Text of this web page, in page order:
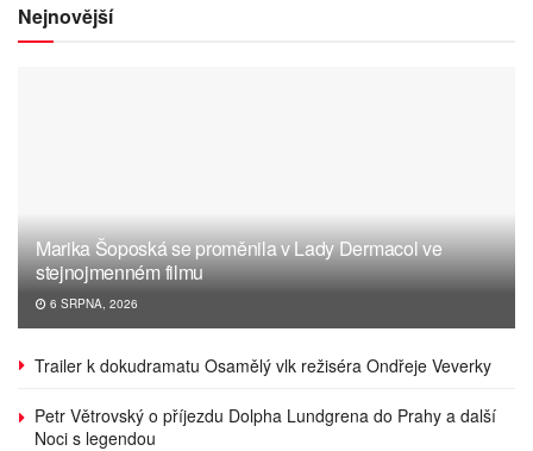
Nejnovější
Marika Šoposká se proměnila v Lady Dermacol ve
stejnojmenném filmu
6 SRPNA, 2026
Trailer k dokudramatu Osamělý vlk režiséra Ondřeje Veverky
Petr Větrovský o příjezdu Dolpha Lundgrena do Prahy a další
Noci s legendou